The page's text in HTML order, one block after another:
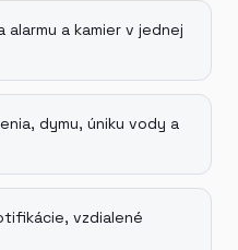
alarmu a kamier v jednej
dymu, úniku vody a
vzdialené